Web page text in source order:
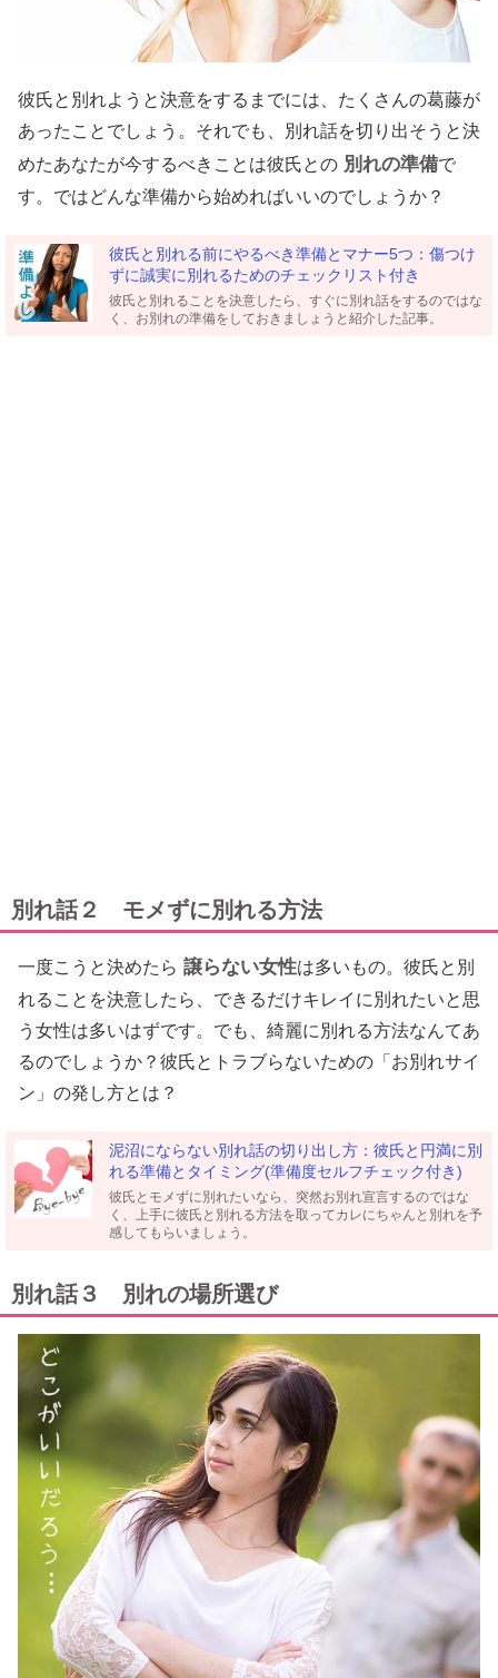
彼氏と別れようと決意をするまでには、たくさんの葛藤が
あったことでしょう。それでも、別れ話を切り出そうと決
めたあなたが今するべきことは彼氏との 別れの準備で
す。ではどんな準備から始めればいいのでしょうか？
彼氏と別れる前にやるべき準備とマナー5つ：傷つけ
ずに誠実に別れるためのチェックリスト付き
彼氏と別れることを決意したら、すぐに別れ話をするのではな
く、お別れの準備をしておきましょうと紹介した記事。
別れ話２ モメずに別れる方法
一度こうと決めたら 譲らない女性は多いもの。彼氏と別
れることを決意したら、できるだけキレイに別れたいと思
う女性は多いはずです。でも、綺麗に別れる方法なんてあ
るのでしょうか？彼氏とトラブらないための「お別れサイ
ン」の発し方とは？
泥沼にならない別れ話の切り出し方：彼氏と円満に別
れる準備とタイミング(準備度セルフチェック付き)
彼氏とモメずに別れたいなら、突然お別れ宣言するのではな
く、上手に彼氏と別れる方法を取ってカレにちゃんと別れを予
感してもらいましょう。
別れ話３ 別れの場所選び